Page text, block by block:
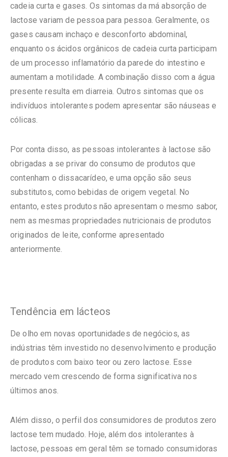
cadeia curta e gases. Os sintomas da má absorção de
lactose variam de pessoa para pessoa. Geralmente, os
gases causam inchaço e desconforto abdominal,
enquanto os ácidos orgânicos de cadeia curta participam
de um processo inflamatório da parede do intestino e
aumentam a motilidade. A combinação disso com a água
presente resulta em diarreia. Outros sintomas que os
indivíduos intolerantes podem apresentar são náuseas e
cólicas.
Por conta disso, as pessoas intolerantes à lactose são
obrigadas a se privar do consumo de produtos que
contenham o dissacarídeo, e uma opção são seus
substitutos, como bebidas de origem vegetal. No
entanto, estes produtos não apresentam o mesmo sabor,
nem as mesmas propriedades nutricionais de produtos
originados de leite, conforme apresentado
anteriormente.
Tendência em lácteos
De olho em novas oportunidades de negócios, as
indústrias têm investido no desenvolvimento e produção
de produtos com baixo teor ou zero lactose. Esse
mercado vem crescendo de forma significativa nos
últimos anos.
Além disso, o perfil dos consumidores de produtos zero
lactose tem mudado. Hoje, além dos intolerantes à
lactose, pessoas em geral têm se tornado consumidoras